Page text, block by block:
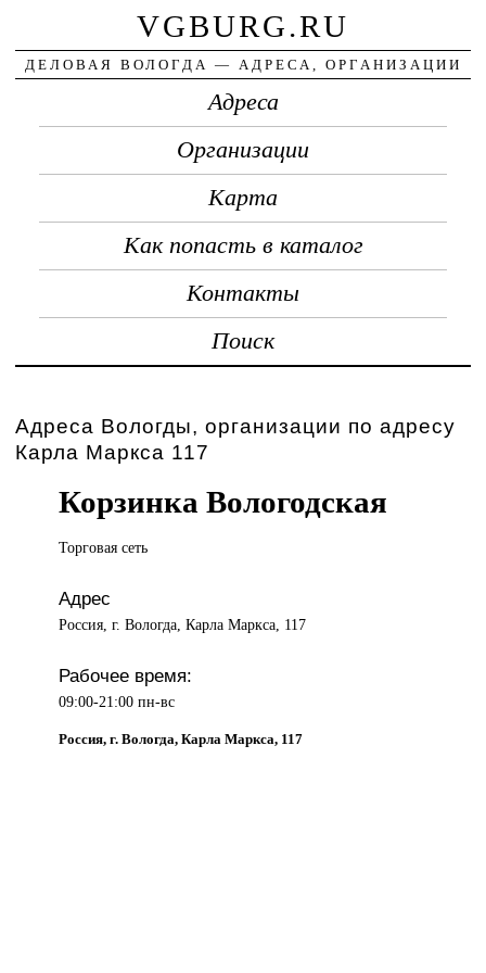
VGBURG.RU
ДЕЛОВАЯ ВОЛОГДА — АДРЕСА, ОРГАНИЗАЦИИ
Адреса
Организации
Карта
Как попасть в каталог
Контакты
Поиск
Адреса Вологды, организации по адресу
Карла Маркса 117
Корзинка Вологодская
Торговая сеть
Адрес
Россия, г. Вологда, Карла Маркса, 117
Рабочее время:
09:00-21:00 пн-вс
Россия, г. Вологда, Карла Маркса, 117